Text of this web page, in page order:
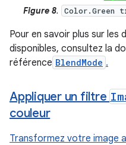
Figure 8. Color.Green
Pour en savoir plus sur
disponibles, consultez la
référence BlendMode .
Appliquer un filtre
couleur
Transformez votre image